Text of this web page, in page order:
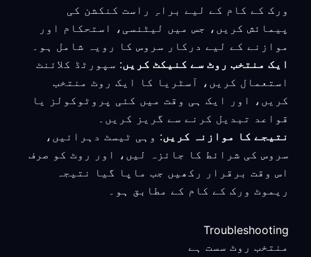
ورک کے کام کے لیے براہِ راست کنکشن کی
پیمائش کریں، جس میں لیٹنسی، استحکام اور
موازنے کے لیے درکار سروس کا رویہ شامل ہو۔
ایک منتخب روٹ سے کنیکٹ کریں: سپورٹڈ کلائنٹ
استعمال کریں، آسٹریا کا ایک روٹ منتخب
کریں، اور ایک ہی وقت میں کئی پروٹوکولز یا
قواعد تبدیل کرنے سے گریز کریں۔
نتیجے کا موازنہ کریں: وہی ٹیسٹ دہرائیں،
سروس کی شرائط کا جائزہ لیں، اور روٹ کو صرف
اس وقت برقرار رکھیں جب ماپا گیا نتیجہ
ریموٹ ورک کے کام کے مطابق ہو۔
Troubleshooting
منتخب روٹ سست ہے